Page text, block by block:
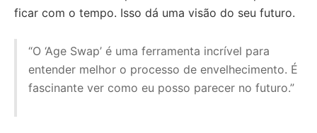
ficar com o tempo. Isso dá uma visão do seu futuro.
“O ‘Age Swap’ é uma ferramenta incrível para
entender melhor o processo de envelhecimento. É
fascinante ver como eu posso parecer no futuro.”